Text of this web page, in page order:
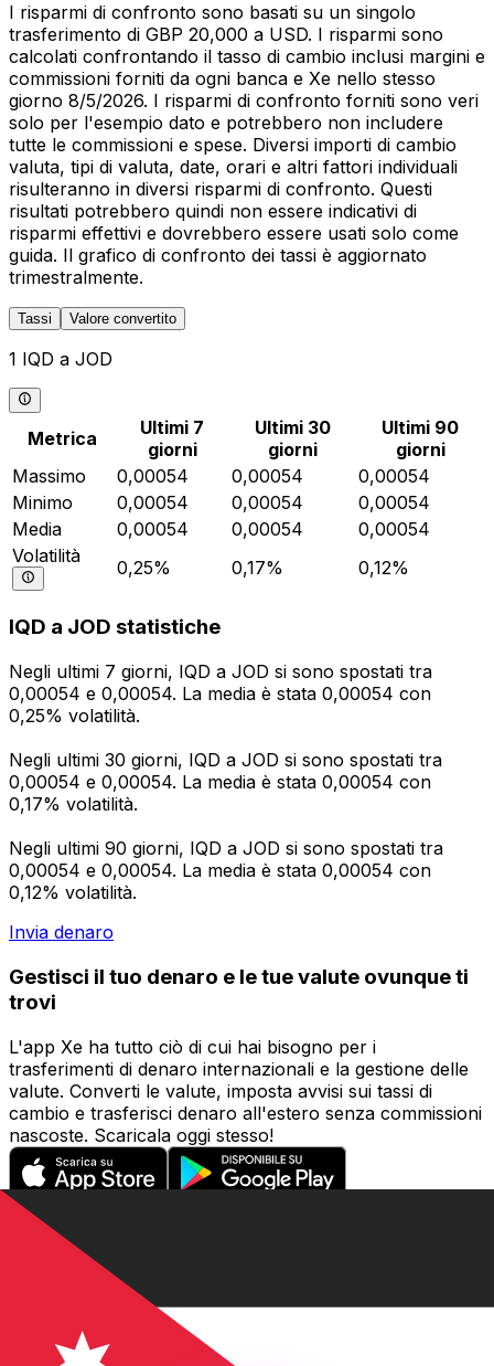
I risparmi di confronto sono basati su un singolo
trasferimento di GBP 20,000 a USD. I risparmi sono
calcolati confrontando il tasso di cambio inclusi margini e
commissioni forniti da ogni banca e Xe nello stesso
giorno 8/5/2026. I risparmi di confronto forniti sono veri
solo per l'esempio dato e potrebbero non includere
tutte le commissioni e spese. Diversi importi di cambio
valuta, tipi di valuta, date, orari e altri fattori individuali
risulteranno in diversi risparmi di confronto. Questi
risultati potrebbero quindi non essere indicativi di
risparmi effettivi e dovrebbero essere usati solo come
guida. Il grafico di confronto dei tassi è aggiornato
trimestralmente.
Tassi Valore convertito
1 IQD a JOD
Metrica
Ultimi 7
giorni
Ultimi 30
giorni
Ultimi 90
giorni
Massimo
0,00054 0,00054
0,00054
Minimo
0,00054 0,00054
0,00054
Media
0,00054 0,00054
0,00054
Volatilità
0,25% 0,17% 0,12%
IQD a JOD statistiche
Negli ultimi 7 giorni, IQD a JOD si sono spostati tra
0,00054 e 0,00054. La media è stata 0,00054 con
0,25% volatilità.
Negli ultimi 30 giorni, IQD a JOD si sono spostati tra
0,00054 e 0,00054. La media è stata 0,00054 con
0,17% volatilità.
Negli ultimi 90 giorni, IQD a JOD si sono spostati tra
0,00054 e 0,00054. La media è stata 0,00054 con
0,12% volatilità.
Invia denaro
Gestisci il tuo denaro e le tue valute ovunque ti
trovi
L'app Xe ha tutto ciò di cui hai bisogno per i
trasferimenti di denaro internazionali e la gestione delle
valute. Converti le valute, imposta avvisi sui tassi di
cambio e trasferisci denaro all'estero senza commissioni
nascoste. Scaricala oggi stesso!